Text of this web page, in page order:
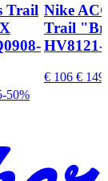
Trail
-50%
Nike
Trail
HV8121-
€ 106 €